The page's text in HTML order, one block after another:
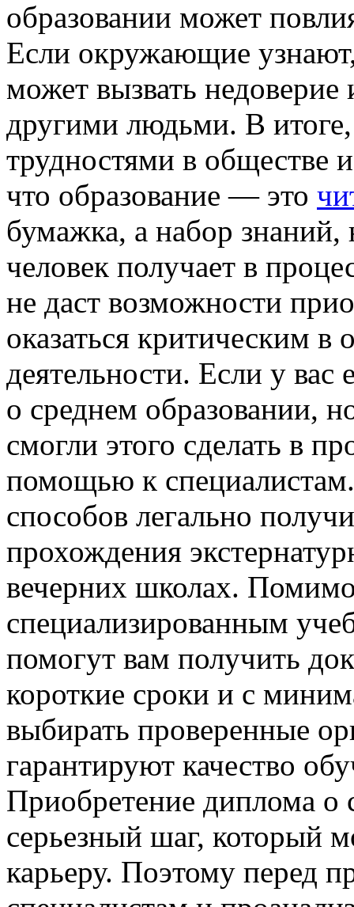
образовании может
Если окружающие
может вызвать
другими людьми. В
трудностями в обществе
что образование — это
бумажка, а набор
человек получает в
не даст возможности
оказаться критическим в
деятельности. Если у
о среднем образовании,
смогли этого сделать в
помощью к
способов легально
прохождения
вечерних школах.
специализированным
помогут вам получить
короткие сроки и с
выбирать проверенные
гарантируют качество
Приобретение диплома о
серьезный шаг, который
карьеру. Поэтому перед